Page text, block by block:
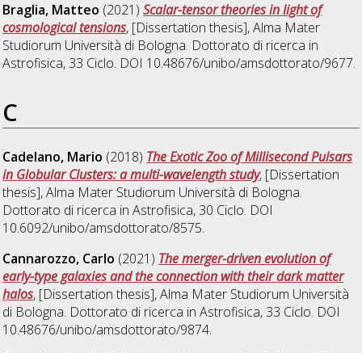
Braglia, Matteo (2021)Scalar-tensor theories in light of
cosmological tensions, [Dissertation thesis], Alma Mater
Studiorum Università di Bologna. Dottorato di ricerca in
Astrofisica, 33 Ciclo. DOI 10.48676/unibo/amsdottorato/9677.
C
Cadelano, Mario (2018) The Exotic Zoo of Millisecond Pulsars
in Globular Clusters: a multi-wavelength study, [Dissertation
thesis], Alma Mater Studiorum Università di Bologna.
Dottorato di ricerca inAstrofisica, 30 Ciclo. DOI
10.6092/unibo/amsdottorato/8575.
Cannarozzo, Carlo (2021) The merger-driven evolution of
early-type galaxies and the connection with their dark matter
halos, [Dissertation thesis], Alma Mater Studiorum Università
di Bologna. Dottorato di ricerca inAstrofisica, 33 Ciclo. DOI
10.48676/unibo/amsdottorato/9874.